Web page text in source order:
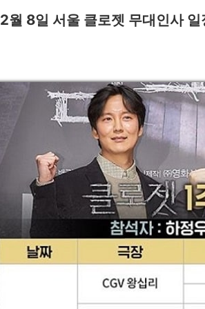
2월 8일 서울 클로젯 무대인사 일